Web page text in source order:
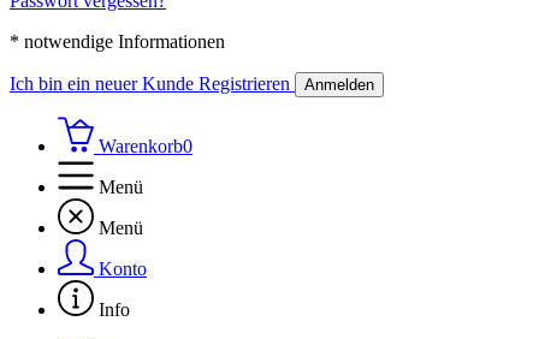
* notwendige Informationen
Ich bin ein neuer Kunde Registrieren Anmelden
Warenkorb0
Menü
Menü
Konto
Info